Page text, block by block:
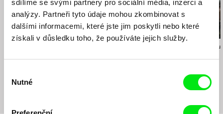
sdílíme se svými partnery pro sociální média, inzerci a
analýzy. Partneři tyto údaje mohou zkombinovat s
dalšími informacemi, které jste jim poskytli nebo které
získali v důsledku toho, že používáte jejich služby.
souhlasu
Nutné
e-mail: nina@dafilms.com
e-mail:filmexpanded@gmail.com
MARINA FILMS
Česká republika
e-mail:nina@dafilms.com
Liesbeth de